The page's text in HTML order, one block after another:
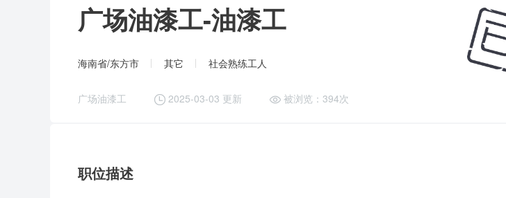
广场油漆工-油漆工
海南省/东方市 其它 社会熟练工人
广场油漆工 2025-03-03 更新 被浏览：394次
职位描述